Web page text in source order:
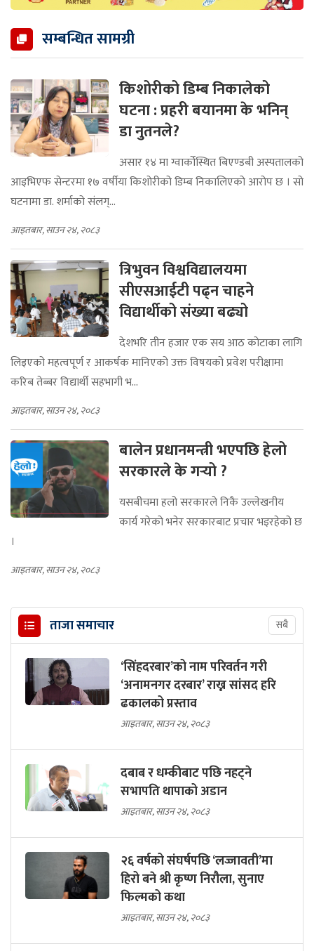
सम्बन्धित सामग्री
किशोरीको डिम्ब निकालेको
घटना : प्रहरी बयानमा के भनिन्
डा नुतनले?
असार १४ मा ग्वार्कोस्थित बिएण्डबी अस्पतालको
आइभिएफ सेन्टरमा १७ वर्षीया किशोरीको डिम्ब निकालिएको आरोप छ । सो
घटनामा डा. शर्माको संलग्...
आइतबार, साउन २४, २०८३
त्रिभुवन विश्वविद्यालयमा
सीएसआईटी पढ्न चाहने
विद्यार्थीको संख्या बढ्यो
देशभरि तीन हजार एक सय आठ कोटाका लागि
लिइएको महत्वपूर्ण र आकर्षक मानिएको उक्त विषयको प्रवेश परीक्षामा
करिब तेब्बर विद्यार्थी सहभागी भ...
आइतबार, साउन २४, २०८३
बालेन प्रधानमन्त्री भएपछि हेलो
सरकारले के गर्‍यो ?
यसबीचमा हलो सरकारले निकै उल्लेखनीय
कार्य गरेको भनेर सरकारबाट प्रचार भइरहेको छ
।
आइतबार, साउन २४, २०८३
ताजा समाचार सबै
‘सिंहदरबार’को नाम परिवर्तन गरी
‘अनामनगर दरबार’ राख्न सांसद हरि
ढकालको प्रस्ताव
आइतबार, साउन २४, २०८३
दबाब र धम्कीबाट पछि नहट्ने
सभापति थापाको अडान
आइतबार, साउन २४, २०८३
२६ वर्षको संघर्षपछि ‘लज्जावती’मा
हिरो बने श्री कृष्ण निरौला, सुनाए
फिल्मको कथा
आइतबार, साउन २४, २०८३